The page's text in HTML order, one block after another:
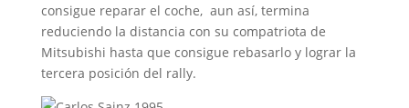
consigue reparar el coche, aun así, termina
reduciendo la distancia con su compatriota de
Mitsubishi hasta que consigue rebasarlo y lograr la
tercera posición del rally.